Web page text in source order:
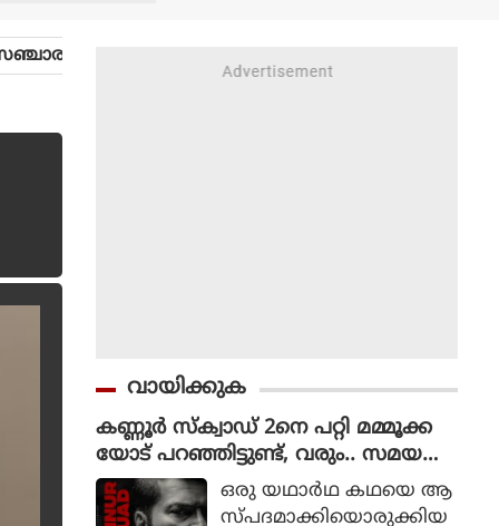
വായിക്കുക
കണ്ണൂർ സ്ക്വാഡ് 2നെ പറ്റി മമ്മൂക്ക
യോട് പറഞ്ഞിട്ടുണ്ട്, വരും.. സമയ
മെടുക്കും : റോണി ഡേവിഡ്
ഒരു യഥാര്‍ഥ കഥയെ ആ
സ്പദമാക്കിയൊരുക്കിയ